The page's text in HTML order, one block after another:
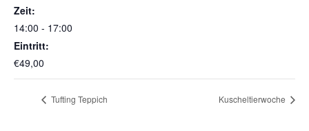
Zeit:
14:00 - 17:00
Eintritt:
€49,00
Tufting Teppich Kuscheltierwoche